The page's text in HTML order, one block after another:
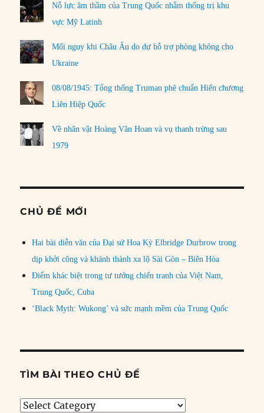
Nỗ lực âm thầm của Trung Quốc nhằm thống trị khu
vực Mỹ Latinh
Mối nguy khi Châu Âu do dự hỗ trợ phòng không cho
Ukraine
08/08/1945: Tổng thống Truman phê chuẩn Hiến chương
Liên Hiệp Quốc
Về nhân vật Hoàng Văn Hoan và vụ thanh trừng sau
1979
CHỦ ĐỀ MỚI
Hai bài diễn văn của Đại sứ Hoa Kỳ Elbridge Durbrow trong
dịp khởi công và khánh thành xa lộ Sài Gòn – Biên Hòa
Điểm khác biệt trong tư tưởng chiến tranh của Việt Nam,
Trung Quốc, Cuba
‘Black Myth: Wukong’ và sức mạnh mềm của Trung Quốc
TÌM BÀI THEO CHỦ ĐỀ
Tìm